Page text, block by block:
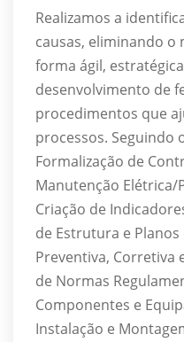
Realizamos a
causas, eliminando o
forma ágil,
desenvolvimento de
procedimentos que
processos. Seguindo
Formalização de
Manutenção Elétrica/
Criação de
de Estrutura e
Preventiva, Corretiva
de Normas
Componentes e
Instalação e